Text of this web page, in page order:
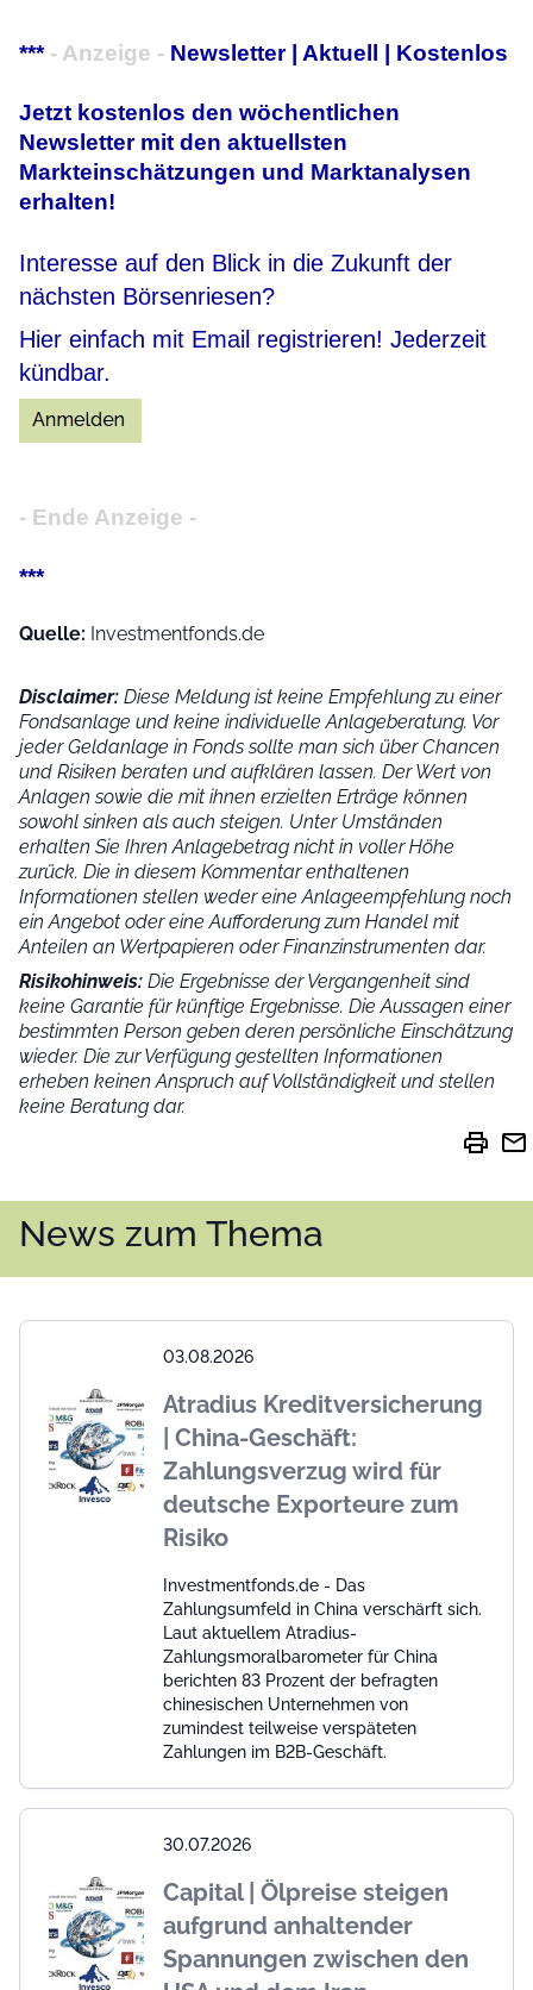
*** - Anzeige - Newsletter | Aktuell | Kostenlos
Jetzt kostenlos den wöchentlichen
Newsletter mit den aktuellsten
Markteinschätzungen und Marktanalysen
erhalten!
Interesse auf den Blick in die Zukunft der
nächsten Börsenriesen?
Hier einfach mit Email registrieren! Jederzeit
kündbar.
- Ende Anzeige -
***
Quelle: Investmentfonds.de
Disclaimer: Diese Meldung ist keine Empfehlung zu einer
Fondsanlage und keine individuelle Anlageberatung. Vor
jeder Geldanlage in Fonds sollte man sich über Chancen
und Risiken beraten und aufklären lassen. Der Wert von
Anlagen sowie die mit ihnen erzielten Erträge können
sowohl sinken als auch steigen. Unter Umständen
erhalten Sie Ihren Anlagebetrag nicht in voller Höhe
zurück. Die in diesem Kommentar enthaltenen
Informationen stellen weder eine Anlageempfehlung noch
ein Angebot oder eine Aufforderung zum Handel mit
Anteilen an Wertpapieren oder Finanzinstrumenten dar.
Risikohinweis: Die Ergebnisse der Vergangenheit sind
keine Garantie für künftige Ergebnisse. Die Aussagen einer
bestimmten Person geben deren persönliche Einschätzung
wieder. Die zur Verfügung gestellten Informationen
erheben keinen Anspruch auf Vollständigkeit und stellen
keine Beratung dar.
print mail
News zum Thema
03.08.2026
Atradius Kreditversicherung
| China-Geschäft:
Zahlungsverzug wird für
deutsche Exporteure zum
Risiko
Investmentfonds.de - Das
Zahlungsumfeld in China verschärft sich.
Laut aktuellem Atradius-
Zahlungsmoralbarometer für China
berichten 83 Prozent der befragten
chinesischen Unternehmen von
zumindest teilweise verspäteten
Zahlungen im B2B-Geschäft.
30.07.2026
Capital | Ölpreise steigen
aufgrund anhaltender
Spannungen zwischen den